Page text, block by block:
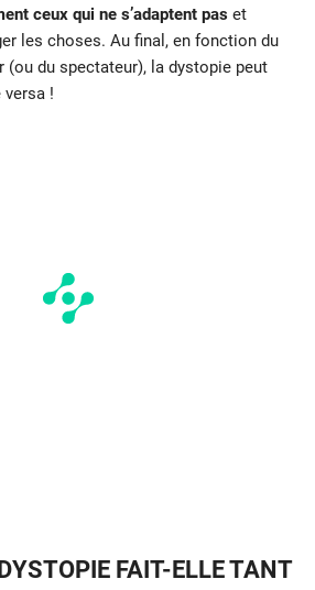
ceux qui ne s’adaptent pas et
les choses. Au final, en fonction du
(ou du spectateur), la dystopie peut
!
FAIT-ELLE TANT